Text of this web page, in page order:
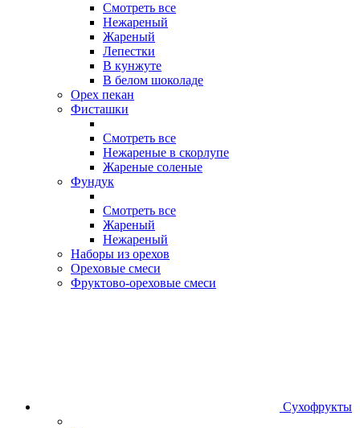
Смотреть все
Нежареный
Жареный
Лепестки
В кунжуте
В белом шоколаде
Орех пекан
Фисташки
Смотреть все
Нежареные в скорлупе
Жареные соленые
Фундук
Смотреть все
Жареный
Нежареный
Наборы из орехов
Ореховые смеси
Фруктово-ореховые смеси
Сухофрукты